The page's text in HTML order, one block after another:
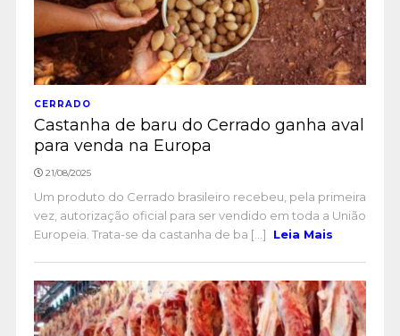
CERRADO
Castanha de baru do Cerrado ganha aval
para venda na Europa
21/08/2025
Um produto do Cerrado brasileiro recebeu, pela primeira
vez, autorização oficial para ser vendido em toda a União
Europeia. Trata-se da castanha de ba [...]
Leia Mais